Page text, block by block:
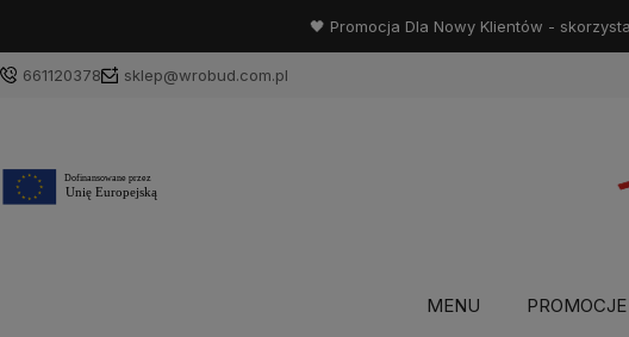
🖤 Promocja Dla Nowy Klientów -
661120378 sklep@wrobud.com.pl
MENU PROMOCJE